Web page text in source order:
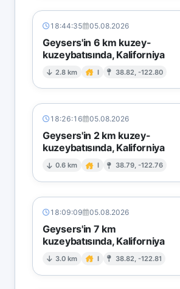
18:44:35 05.08.2026
Geysers'in 6 km kuzey-
kuzeybatısında, Kaliforniya
2.8 km I 38.82, -122.80
18:26:16 05.08.2026
Geysers'in 2 km kuzey-
kuzeybatısında, Kaliforniya
0.6 km I 38.79, -122.76
18:09:09 05.08.2026
Geysers'in 7 km
kuzeybatısında, Kaliforniya
3.0 km I 38.82, -122.81